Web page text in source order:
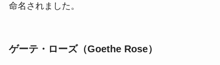
命名されました。
ゲーテ・ローズ（Goethe Rose）